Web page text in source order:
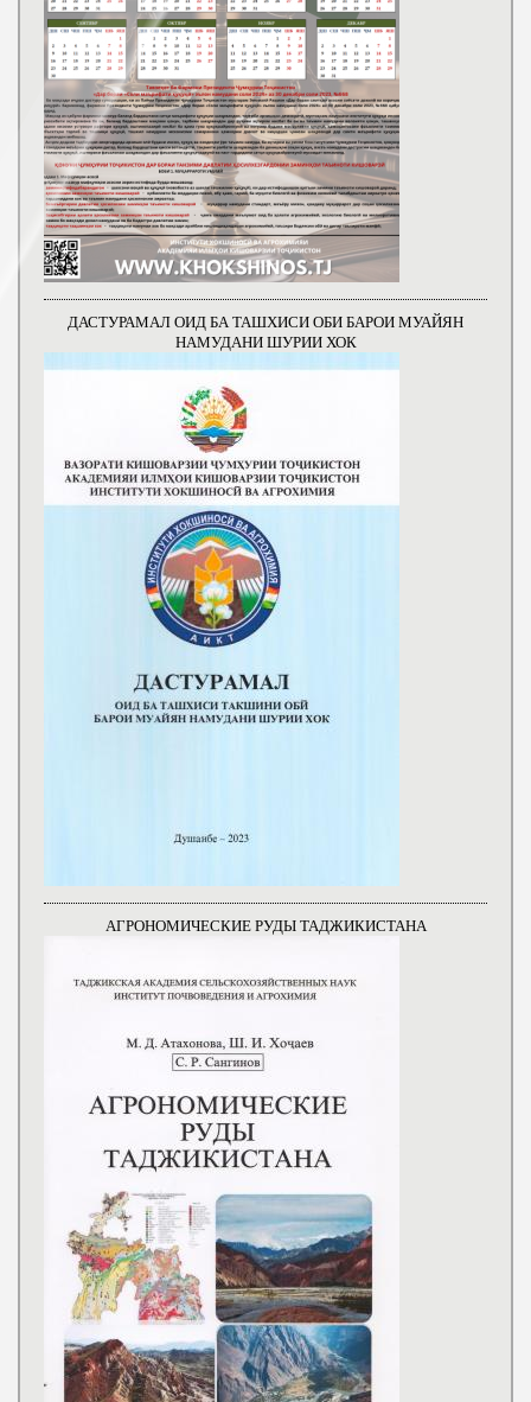
ДАСТУРАМАЛ ОИД БА ТАШХИСИ ОБИ БАРОИ МУАЙЯН
НАМУДАНИ ШУРИИ ХОК
АГРОНОМИЧЕСКИЕ РУДЫ ТАДЖИКИСТАНА